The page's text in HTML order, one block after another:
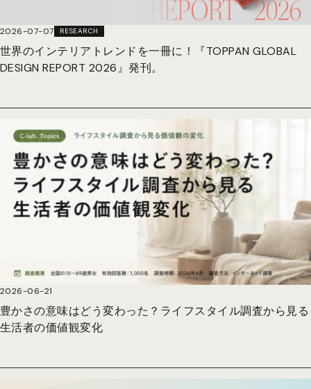
2026-07-07 RESEARCH
世界のインテリアトレンドを一冊に！『TOPPAN GLOBAL
DESIGN REPORT 2026』発刊。
2026-06-21
豊かさの意味はどう変わった？ライフスタイル調査から見る
生活者の価値観変化